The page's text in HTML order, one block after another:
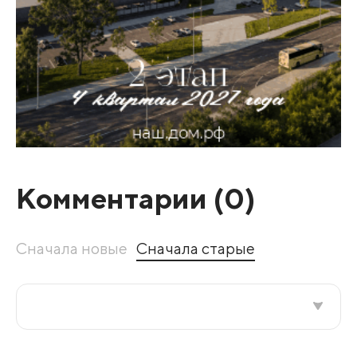
Комментарии (0)
Сначала новые Сначала старые